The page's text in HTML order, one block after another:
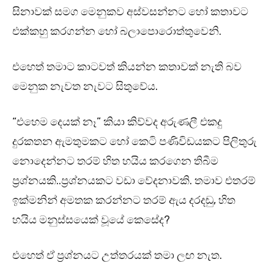
සිනාවක් සමග මෙනුකව අස්වසන්නට හෝ කතාවට
එක්කහු කරගන්න හෝ බලාපොරොත්තුවෙනි.
එහෙත් තමාට කාටවත් කියන්න කතාවක් නැති බව
මෙනුක නැවත නැවට සිතුවේය.
“එහෙම දෙයක් නෑ” කියා කිව්වද අරුණලී එකදු
දුරකතන ඇමතුමකට හෝ කෙටි පණිවිඩයකට පිලිතුරු
නොදෙන්නට තරම් හිත හයිය කරගෙන තිබීම
ප්‍රශ්නයකි..ප්‍රශ්නයකට වඩා වේදනාවකි. තමාව එතරම්
ඉක්මනින් අමතක කරන්නට තරම් ඇය දරදඬු, හිත
හයිය මනුස්සයෙක් වූයේ කෙසේද?
එහෙත් ඒ ප්‍රශ්නයට උත්තරයක් තමා ලඟ නැත.